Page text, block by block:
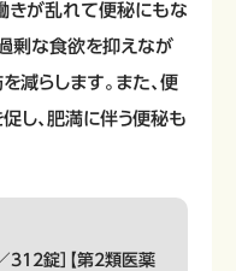
きが乱れて便秘にもな
剰な食欲を抑えなが
減らします。また、便
し、肥満に伴う便秘も
312錠］【第2類医薬